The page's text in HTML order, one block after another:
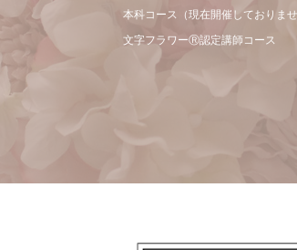
本科コース（現在開催しておりませ
文字フラワーⓇ認定講師コース